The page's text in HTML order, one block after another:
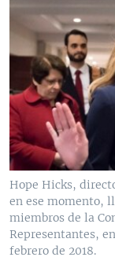
Hope Hicks,
en ese momento,
miembros de la
Representantes,
febrero de 2018.